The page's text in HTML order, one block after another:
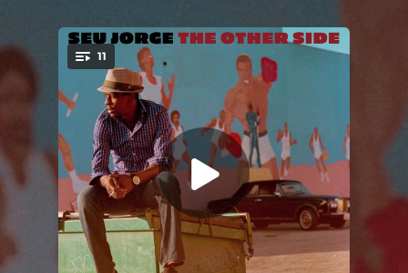
You're all set!
11